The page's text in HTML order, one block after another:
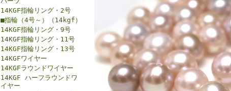
14KGF指輪リング・2号
■指輪（4号～）（14kgf）
14KGF指輪リング・9号
14KGF指輪リング・11号
14KGF指輪リング・13号
14KGFワイヤー
14KGFラウンドワイヤー
14KGF ハーフラウンドワ
イヤー